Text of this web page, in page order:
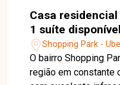
Casa
1 suíte
bairro Shopping
MG
Shopping Park -
O bairro Shopping
região em constante